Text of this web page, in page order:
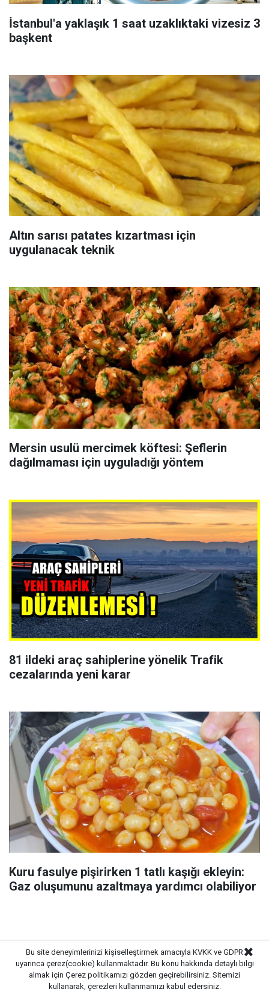
İstanbul'a yaklaşık 1 saat uzaklıktaki vizesiz 3
başkent
Altın sarısı patates kızartması için
uygulanacak teknik
Mersin usulü mercimek köftesi: Şeflerin
dağılmaması için uyguladığı yöntem
81 ildeki araç sahiplerine yönelik Trafik
cezalarında yeni karar
Kuru fasulye pişirirken 1 tatlı kaşığı ekleyin:
Gaz oluşumunu azaltmaya yardımcı olabiliyor
Bu site deneyimlerinizi kişiselleştirmek amacıyla KVKK ve GDPR
uyarınca çerez(cookie) kullanmaktadır. Bu konu hakkında detaylı bilgi
almak için Çerez politikamızı gözden geçirebilirsiniz. Sitemizi
kullanarak, çerezleri kullanmamızı kabul edersiniz.